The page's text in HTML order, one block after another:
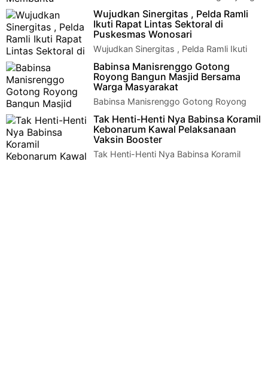
Membantu Pembuatan Masjid Klaten –
Membantu kesulitan masyarakat sudah …
Wujudkan Sinergitas , Pelda Ramli
Ikuti Rapat Lintas Sektoral di
Puskesmas Wonosari
Wujudkan Sinergitas , Pelda Ramli Ikuti
Rapat Lintas Sektoral di Puskesmas
Wonosari Klaten - Pelda Agus Subagy…
Babinsa Manisrenggo Gotong
Royong Bangun Masjid Bersama
Warga Masyarakat
Babinsa Manisrenggo Gotong Royong
Bangun Masjid Bersama Warga
Masyarakat Klaten – Dalam rangka mewujudkan…
Tak Henti-Henti Nya Babinsa Koramil
Kebonarum Kawal Pelaksanaan
Vaksin Booster
Tak Henti-Henti Nya Babinsa Koramil